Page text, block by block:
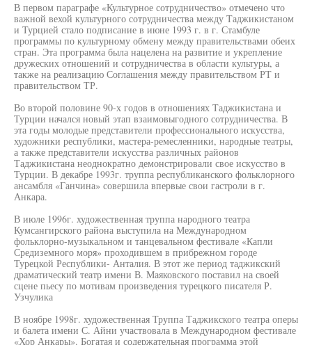
В первом параграфе «Культурное сотрудничество» отмечено что
важной вехой культурного сотрудничества между Таджикистаном
и Турцией стало подписание в июне 1993 г. в г. Стамбуле
программы по культурному обмену между правительствами обеих
стран. Эта программа была нацелена на развитие и укрепление
дружеских отношений и сотрудничества в области культуры, а
также на реализацию Соглашения между правительством РТ и
правительством ТР.
Во второй половине 90-х годов в отношениях Таджикистана и
Турции начался новый этап взаимовыгодного сотрудничества. В
эта годы молодые представители профессионального искусства,
художники республики, мастера-ремесленники, народные театры,
а также представители искусства различных районов
Таджикистана неоднократно демонстрировали свое искусство в
Турции. В декабре 1993г. труппа республиканского фольклорного
ансамбля «Ганчина» совершила впервые свои гастроли в г.
Анкара.
В июле 1996г. художественная труппа народного театра
Кумсангирского района выступила на Международном
фольклорно-музыкальном и танцевальном фестивале «Капли
Средиземного моря» проходившем в прибрежном городе
Турецкой Республики- Анталия. В этот же период таджикский
драматический театр имени В. Маяковского поставил на своей
сцене пьесу по мотивам произведения турецкого писателя Р.
Узчулика
В ноябре 1998г. художественная Труппа Таджикского театра оперы
и балета имени С. Айни участвовала в Международном фестивале
«Хор Анкары». Богатая и содержательная программа этой